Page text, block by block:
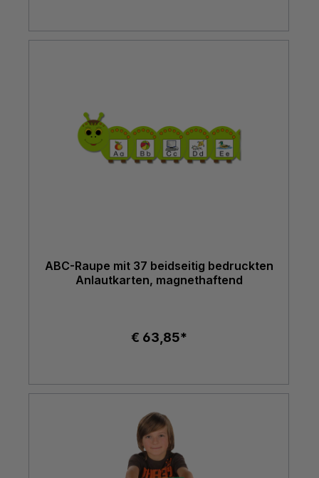
ABC-Raupe mit 37 beidseitig bedruckten
Anlautkarten, magnethaftend
€ 63,85*